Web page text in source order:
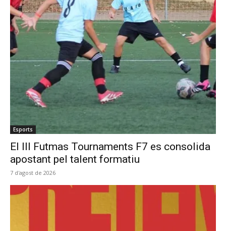
Esports
El III Futmas Tournaments F7 es consolida
apostant pel talent formatiu
7 d'agost de 2026